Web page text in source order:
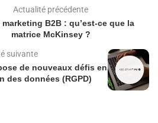
Actualité précédente
B2B : qu’est-ce que la
matrice McKinsey ?
suivante
de nouveaux défis en
des données (RGPD)